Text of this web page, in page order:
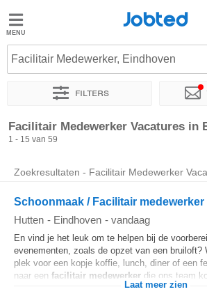
Jobted
Vacatures
Salarissen
Jobted
Facilitair Medewerker, Eindhoven
Filters
Sorteer op Exacte locatie Bedrijf
Facilitair Medewerker Vacatures in
1 - 15 van 59
Zoekresultaten - Facilitair Medewerker
Schoonmaak / Facilitair
Hutten - Eindhoven - vandaag
En vind je het leuk om te helpen bij de
evenementen, zoals de opzet van een bruiloft?
plek voor een kopje koffie, lunch, diner of een
naar een facilitair medewerker die ons team
Laat meer zien